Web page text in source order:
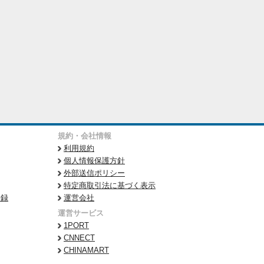
規約・会社情報
利用規約
個人情報保護方針
外部送信ポリシー
特定商取引法に基づく表示
運営会社
運営サービス
1PORT
CNNECT
CHINAMART